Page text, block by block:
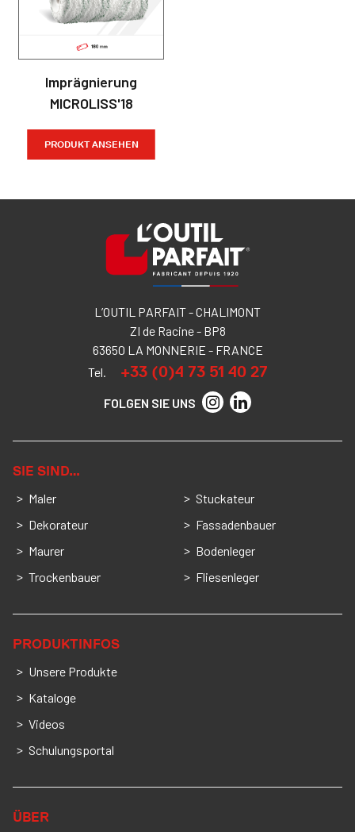
Imprägnierung
MICROLISS'18
PRODUKT ANSEHEN
L’OUTIL PARFAIT - CHALIMONT
ZI de Racine - BP8
63650 LA MONNERIE - FRANCE
Tel.
+33 (0)4 73 51 40 27
FOLGEN SIE UNS
SIE SIND…
Maler
Dekorateur
Maurer
Trockenbauer
Stuckateur
Fassadenbauer
Bodenleger
Fliesenleger
PRODUKTINFOS
Unsere Produkte
Kataloge
Videos
Schulungsportal
ÜBER